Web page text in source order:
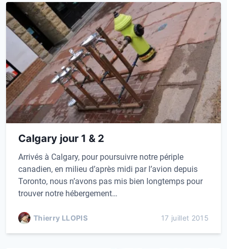
Calgary jour 1 & 2
Arrivés à Calgary, pour poursuivre notre périple
canadien, en milieu d’après midi par l’avion depuis
Toronto, nous n’avons pas mis bien longtemps pour
trouver notre hébergement…
Thierry LLOPIS 17 juillet 2015